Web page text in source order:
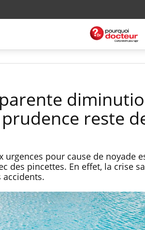
reste
urgences pour cause de noyade
des pincettes. En effet, la crise
accidents.